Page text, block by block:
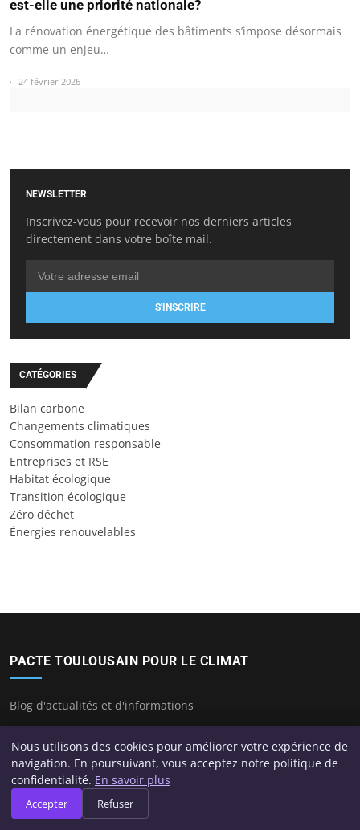
est-elle une priorité nationale?
La rénovation énergétique des bâtiments s’impose désormais
comme un enjeu…
24 février 2026
NEWSLETTER
Inscrivez-vous pour recevoir nos derniers articles
directement dans votre boîte mail.
S'INSCRIRE
CATÉGORIES
Bilan carbone
Changements climatiques
Consommation responsable
Entreprises et RSE
Habitat écologique
Transition écologique
Zéro déchet
Énergies renouvelables
PACTE TOULOUSAIN POUR LE CLIMAT
Blog d'actualités et d'informations
CATÉGORIES
Bilan carbone
Nous utilisons des cookies pour améliorer votre expérience de
navigation. En poursuivant, vous acceptez notre politique de
confidentialité. En savoir plus
Accepter Refuser